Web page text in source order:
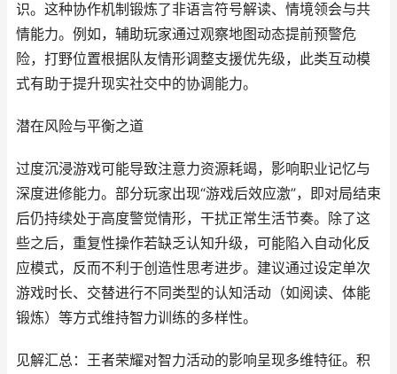
识。这种协作机制锻炼了非语言符号解读、情境领会与共
情能力。例如，辅助玩家通过观察地图动态提前预警危
险，打野位置根据队友情形调整支援优先级，此类互动模
式有助于提升现实社交中的协调能力。
潜在风险与平衡之道
过度沉浸游戏可能导致注意力资源耗竭，影响职业记忆与
深度进修能力。部分玩家出现“游戏后效应激”，即对局结束
后仍持续处于高度警觉情形，干扰正常生活节奏。除了这
些之后，重复性操作若缺乏认知升级，可能陷入自动化反
应模式，反而不利于创造性思考进步。建议通过设定单次
游戏时长、交替进行不同类型的认知活动（如阅读、体能
锻炼）等方式维持智力训练的多样性。
见解汇总：王者荣耀对智力活动的影响呈现多维特征。积